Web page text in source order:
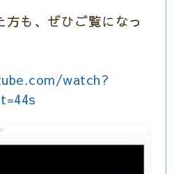
も、ぜひご覧になっ
watch?